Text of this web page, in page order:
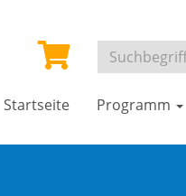
Startseite Programm